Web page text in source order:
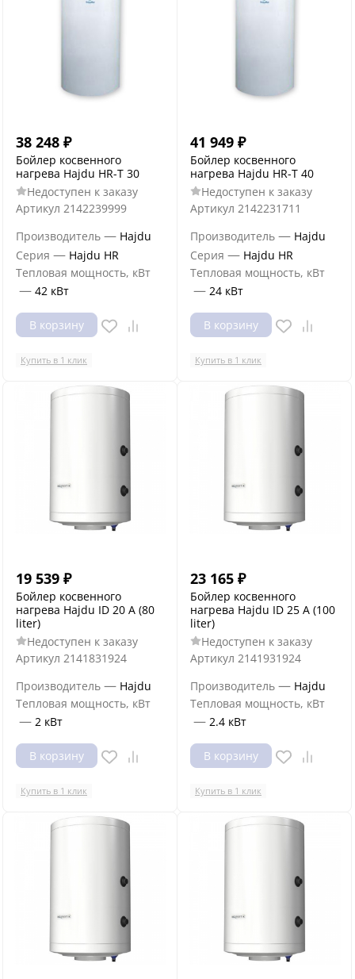
38 248 ₽
Бойлер косвенного
нагрева Hajdu HR-T 30
Недоступен к заказу
Артикул 2142239999
Производитель — Hajdu
Серия — Hajdu HR
Тепловая мощность, кВт
— 42 кВт
В корзину
Купить в 1 клик
41 949 ₽
Бойлер косвенного
нагрева Hajdu HR-T 40
Недоступен к заказу
Артикул 2142231711
Производитель — Hajdu
Серия — Hajdu HR
Тепловая мощность, кВт
— 24 кВт
В корзину
Купить в 1 клик
19 539 ₽
Бойлер косвенного
нагрева Hajdu ID 20 A (80
liter)
Недоступен к заказу
Артикул 2141831924
Производитель — Hajdu
Тепловая мощность, кВт
— 2 кВт
В корзину
Купить в 1 клик
23 165 ₽
Бойлер косвенного
нагрева Hajdu ID 25 A (100
liter)
Недоступен к заказу
Артикул 2141931924
Производитель — Hajdu
Тепловая мощность, кВт
— 2.4 кВт
В корзину
Купить в 1 клик